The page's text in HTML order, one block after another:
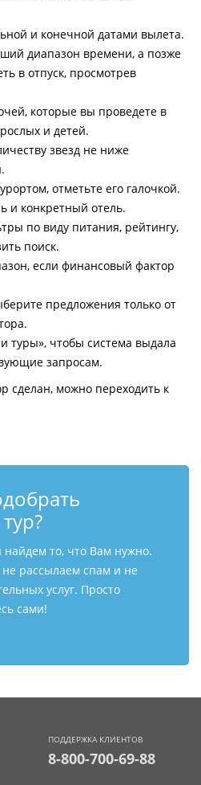
и конечной датами вылета.
диапазон времени, а позже
в отпуск, просмотрев
которые вы проведете в
и детей.
звезд не ниже
отметьте его галочкой.
и конкретный отель.
по виду питания, рейтингу,
поиск.
если финансовый фактор
предложения только от
туры», чтобы система выдала
запросам.
сделан, можно переходить к
найдем то, что Вам нужно.
рассылаем спам и не
услуг. Просто
сами!
ПОДДЕРЖКА КЛИЕНТОВ
8-800-700-69-88